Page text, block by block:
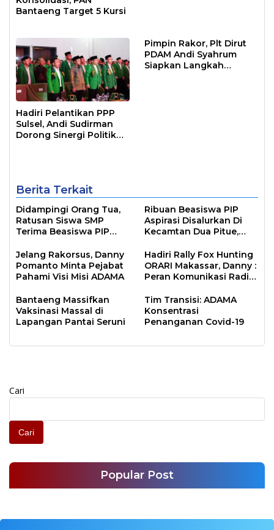
Bantaeng Target 5 Kursi
Hadiri Pelantikan PPP
Sulsel, Andi Sudirman
Dorong Sinergi Politik
Pimpin Rakor, Plt Dirut
PDAM Andi Syahrum
Siapkan Langkah
Berita Terkait
Didampingi Orang Tua,
Ratusan Siswa SMP
Terima Beasiswa PIP
Ribuan Beasiswa PIP
Aspirasi Disalurkan Di
Kecamtan Dua Pitue,
Riase
Jelang Rakorsus, Danny
Pomanto Minta Pejabat
Pahami Visi Misi ADAMA
Hadiri Rally Fox Hunting
ORARI Makassar, Danny :
Peran Komunikasi Radio
Pandemi
Bantaeng Massifkan
Vaksinasi Massal di
Lapangan Pantai Seruni
Tim Transisi: ADAMA
Konsentrasi
Penanganan Covid-19
Cari
Cari
Popular Post